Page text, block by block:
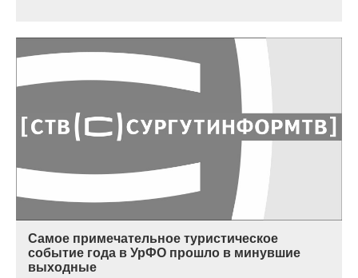
Самое примечательное туристическое
событие года в УрФО прошло в минувшие
выходные